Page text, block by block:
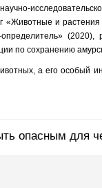
«Животные и
(2020),
по сохранению
а его особый
опасным для